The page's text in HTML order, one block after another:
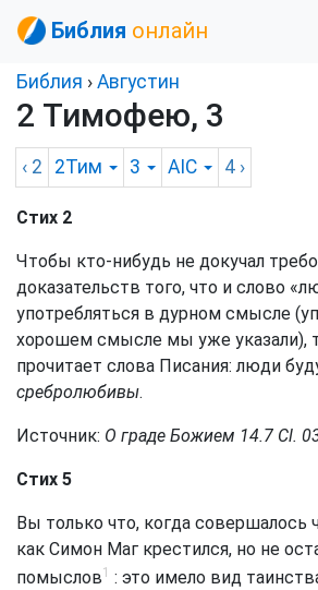
Библия онлайн
Библия › Августин
2 Тимофею, 3
‹ 2 2Тим 3 AIC 4 ›
Стих 2
Чтобы кто-нибудь не докучал
доказательств того, что и слово
употребляться в дурном смысле
хорошем смысле мы уже указали),
прочитает слова Писания: люди
сребролюбивы.
Источник: О граде Божием 14.7 Cl.
Стих 5
Вы только что, когда совершалось
как Симон Маг крестился, но не
помыслов1 : это имело вид